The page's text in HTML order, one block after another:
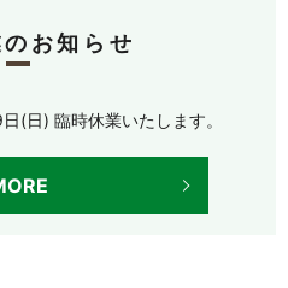
お知らせ
(日) 臨時休業いたします。